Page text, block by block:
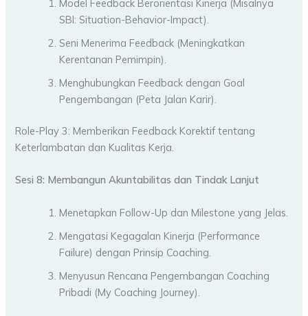
Model Feedback Berorientasi Kinerja (Misalnya
SBI: Situation-Behavior-Impact).
Seni Menerima Feedback (Meningkatkan
Kerentanan Pemimpin).
Menghubungkan Feedback dengan Goal
Pengembangan (Peta Jalan Karir).
Role-Play 3: Memberikan Feedback Korektif tentang
Keterlambatan dan Kualitas Kerja.
Sesi 8: Membangun Akuntabilitas dan Tindak Lanjut
Menetapkan Follow-Up dan Milestone yang Jelas.
Mengatasi Kegagalan Kinerja (Performance
Failure) dengan Prinsip Coaching.
Menyusun Rencana Pengembangan Coaching
Pribadi (My Coaching Journey).